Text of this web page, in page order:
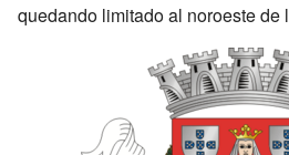
quedando limitado al noroeste de